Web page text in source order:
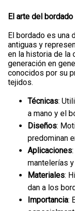
El arte del bordado
El bordado es una
antiguas y
en la historia de la
generación en
conocidos por su
tejidos.
Técnicas:
a mano y el
Diseños:
predominan
Aplicaciones
mantelerías
Materiales:
dan a los
Importancia: